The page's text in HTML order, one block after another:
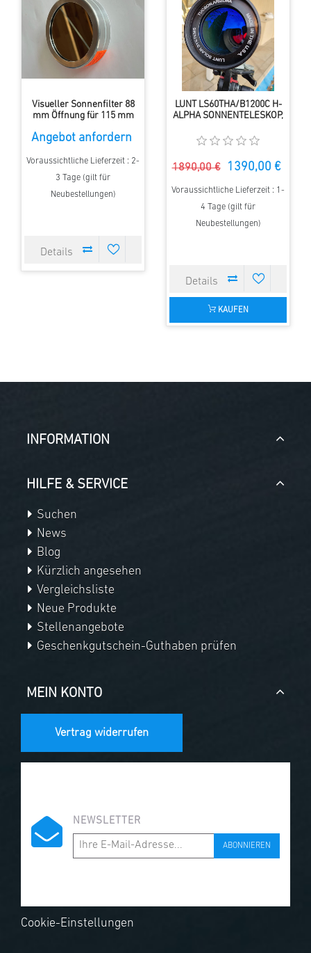
Visueller Sonnenfilter 88
mm Öffnung für 115 mm
Angebot anfordern
Voraussichtliche Lieferzeit : 2-
3 Tage (gilt für
Neubestellungen)
LUNT LS60THA/B1200C H-
ALPHA SONNENTELESKOP,
1890,00 € 1390,00 €
Voraussichtliche Lieferzeit : 1-
4 Tage (gilt für
Neubestellungen)
KAUFEN
INFORMATION
HILFE & SERVICE
Suchen
News
Blog
Kürzlich angesehen
Vergleichsliste
Neue Produkte
Stellenangebote
Geschenkgutschein-Guthaben prüfen
MEIN KONTO
Vertrag widerrufen
NEWSLETTER
ABONNIEREN
Cookie-Einstellungen